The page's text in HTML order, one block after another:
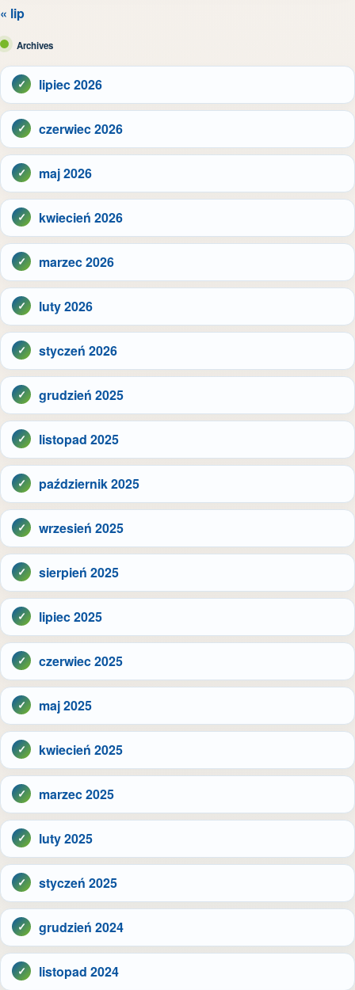
« lip
Archives
lipiec 2026
czerwiec 2026
maj 2026
kwiecień 2026
marzec 2026
luty 2026
styczeń 2026
grudzień 2025
listopad 2025
październik 2025
wrzesień 2025
sierpień 2025
lipiec 2025
czerwiec 2025
maj 2025
kwiecień 2025
marzec 2025
luty 2025
styczeń 2025
grudzień 2024
listopad 2024